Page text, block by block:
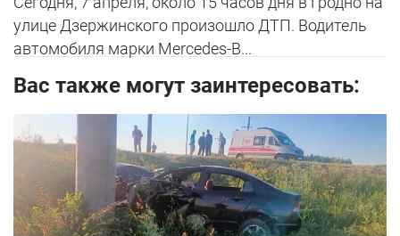
улице Дзержинского произошло ДТП. Водитель
автомобиля марки Mercedes-B...
Вас также могут заинтересовать: